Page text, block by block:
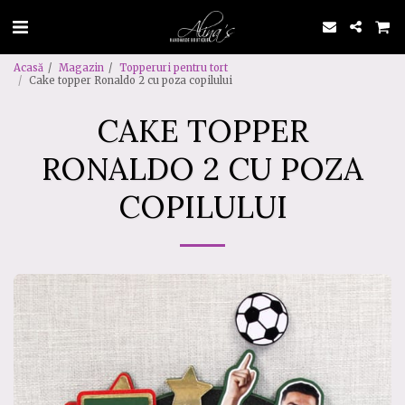
Acasă Magazin
Topperuri pentru tort
Cake topper Ronaldo 2 cu poza copilului
CAKE TOPPER
RONALDO 2 CU POZA
COPILULUI